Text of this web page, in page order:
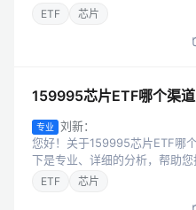
构成 芯片ETF属于场内交易型
ETF 芯片
159995芯片ETF哪个渠
专业
刘新：
您好！关于159995芯片ETF哪
下是专业、详细的分析，帮助
易手续费的核心构成 要判断哪
ETF 芯片